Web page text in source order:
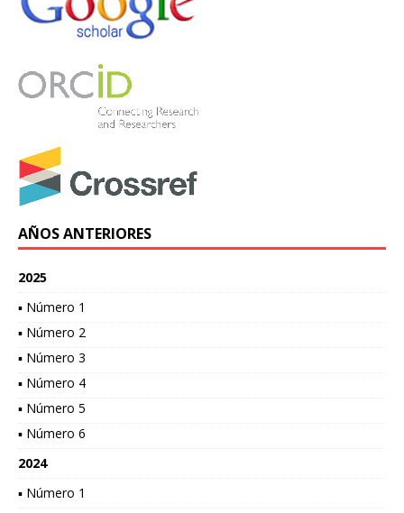
AÑOS ANTERIORES
2025
▪ Número 1
▪ Número 2
▪ Número 3
▪ Número 4
▪ Número 5
▪ Número 6
2024
▪ Número 1